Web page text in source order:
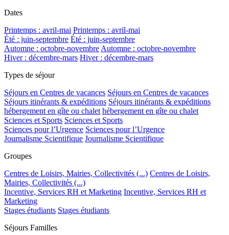
Dates
Printemps : avril-mai Printemps : avril-mai
Été : juin-septembre Été : juin-septembre
Automne : octobre-novembre Automne : octobre-novembre
Hiver : décembre-mars Hiver : décembre-mars
Types de séjour
Séjours en Centres de vacances Séjours en Centres de vacances
Séjours itinérants & expéditions Séjours itinérants & expéditions
hébergement en gîte ou chalet hébergement en gîte ou chalet
Sciences et Sports Sciences et Sports
Sciences pour l’Urgence Sciences pour l’Urgence
Journalisme Scientifique Journalisme Scientifique
Groupes
Centres de Loisirs, Mairies, Collectivités (...) Centres de Loisirs,
Mairies, Collectivités (...)
Incentive, Services RH et Marketing Incentive, Services RH et
Marketing
Stages étudiants Stages étudiants
Séjours Familles